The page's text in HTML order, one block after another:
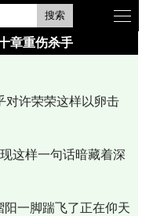
搜索
章重伤杀手
对许荣荣这样以卵击
这样一句话暗藏着深
一脚踹飞了正在仰天